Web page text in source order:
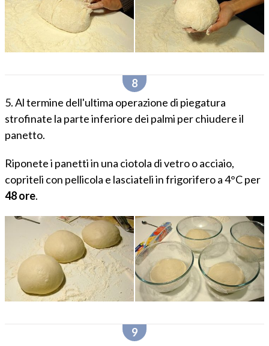
5. Al termine dell'ultima operazione di piegatura
strofinate la parte inferiore dei palmi per chiudere il
panetto.
Riponete i panetti in una ciotola di vetro o acciaio,
copriteli con pellicola e lasciateli in frigorifero a 4°C per
48 ore.